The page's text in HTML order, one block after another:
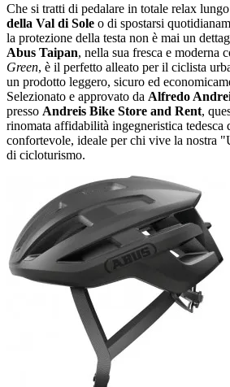
Che si tratti di pedalare in totale relax
della Val di Sole o di spostarsi
la protezione della testa non è mai un
Abus Taipan, nella sua fresca e moderna
Green, è il perfetto alleato per il ciclista
un prodotto leggero, sicuro ed
Selezionato e approvato da Alfredo
presso Andreis Bike Store and Rent,
rinomata affidabilità ingegneristica tedesca
confortevole, ideale per chi vive la nostra
di cicloturismo.